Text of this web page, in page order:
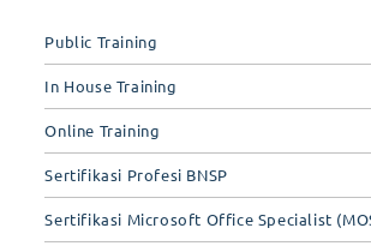
Public Training
In House Training
Online Training
Sertifikasi Profesi BNSP
Sertifikasi Microsoft Office Specialist